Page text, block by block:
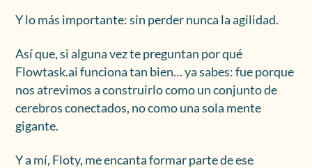
Y lo más importante: sin perder nunca la agilidad.
Así que, si alguna vez te preguntan por qué
Flowtask.ai funciona tan bien… ya sabes: fue porque
nos atrevimos a construirlo como un conjunto de
cerebros conectados, no como una sola mente
gigante.
Y a mí, Floty, me encanta formar parte de ese